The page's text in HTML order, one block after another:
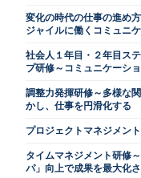
変化の時代の仕事の進め
ジャイルに働くコミュニ
社会人１年目・２年目ス
プ研修～コミュニケーシ
調整力発揮研修～多様な
かし、仕事を円滑化する
プロジェクトマネジメン
タイムマネジメント研修
パ」向上で成果を最大化